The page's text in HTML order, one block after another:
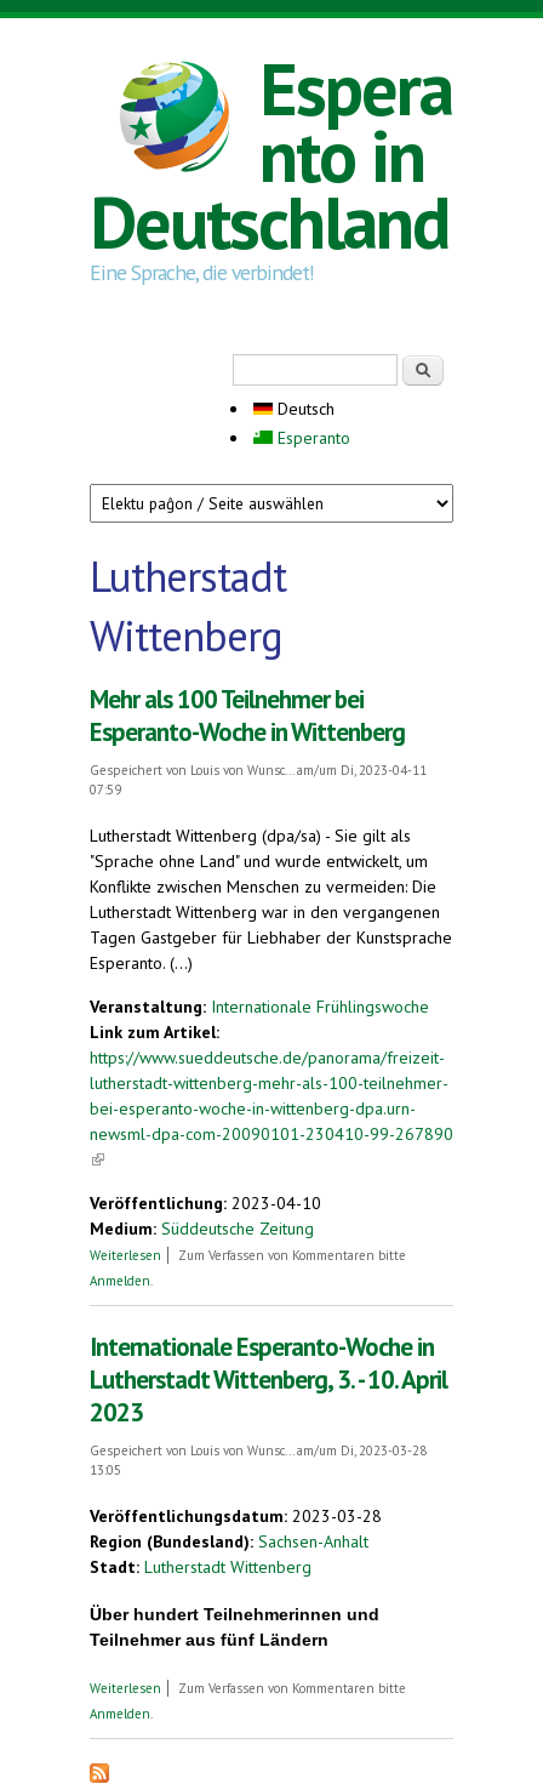
Direkt zum Inhalt
Espera
nto in
Deutschland
Eine Sprache, die verbindet!
Deutsch
Esperanto
Lutherstadt
Wittenberg
Mehr als 100 Teilnehmer bei
Esperanto-Woche in Wittenberg
Gespeichert von Louis von Wunsc...
am/um Di, 2023-04-11
07:59
Lutherstadt Wittenberg (dpa/sa) - Sie gilt als
"Sprache ohne Land" und wurde entwickelt, um
Konflikte zwischen Menschen zu vermeiden: Die
Lutherstadt Wittenberg war in den vergangenen
Tagen Gastgeber für Liebhaber der Kunstsprache
Esperanto. (...)
Veranstaltung: Internationale Frühlingswoche
Link zum Artikel:
https://www.sueddeutsche.de/panorama/freizeit-
lutherstadt-wittenberg-mehr-als-100-teilnehmer-
bei-esperanto-woche-in-wittenberg-dpa.urn-
newsml-dpa-com-20090101-230410-99-267890
(link is external)
Veröffentlichung: 2023-04-10
Medium: Süddeutsche Zeitung
Weiterlesen über Mehr als 100 Teilnehmer bei Esperanto-
Zum Verfassen von Kommentaren bitte
Anmelden
Internationale Esperanto-Woche in
Lutherstadt Wittenberg, 3. - 10. April
2023
Gespeichert von Louis von Wunsc...
am/um Di, 2023-03-28
13:05
Veröffentlichungsdatum: 2023-03-28
Region (Bundesland): Sachsen-Anhalt
Stadt: Lutherstadt Wittenberg
Über hundert Teilnehmerinnen und
Teilnehmer aus fünf Ländern
Weiterlesen über Internationale Esperanto-Woche in
Zum Verfassen von Kommentaren bitte
Anmelden